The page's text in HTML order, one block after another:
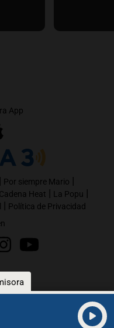
App
| Por siempre Mario |
Cadena Heat | La Popu |
| Política de Privacidad